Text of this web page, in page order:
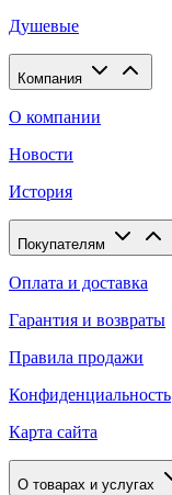
Душевые
Компания
О компании
Новости
История
Покупателям
Оплата и доставка
Гарантия и возвраты
Правила продажи
Конфиденциальность
Карта сайта
О товарах и услугах